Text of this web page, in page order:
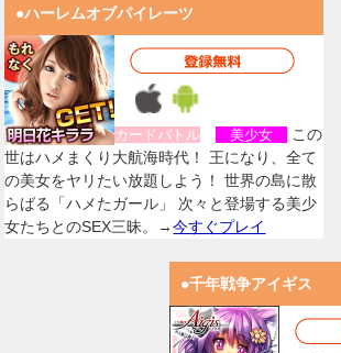
●ハーレムオブパイレーツ
カードバトル 美少女
この
世はハメまくり大航海時代！ 王になり、全て
の美女をヤリたい放題しよう！ 世界の島に散
らばる「ハメたガール」 次々と登場する美少
女たちとのSEX三昧。→今すぐプレイ
●千年戦争アイギス